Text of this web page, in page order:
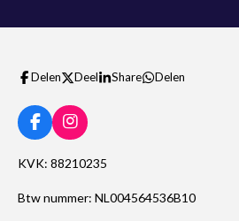
Delen Deel Share Delen
F
a
c
b
I
n
s
a
KVK: 88210235
Btw nummer: NL004564536B10